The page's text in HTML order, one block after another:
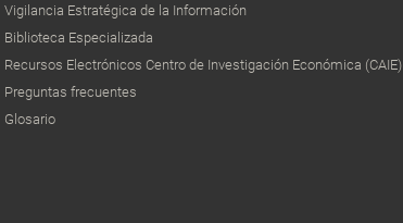
Vigilancia Estratégica de la Información
Biblioteca Especializada
Recursos Electrónicos Centro de Investigación Económica (CAIE)
Preguntas frecuentes
Glosario